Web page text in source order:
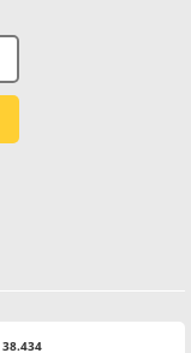
38.434